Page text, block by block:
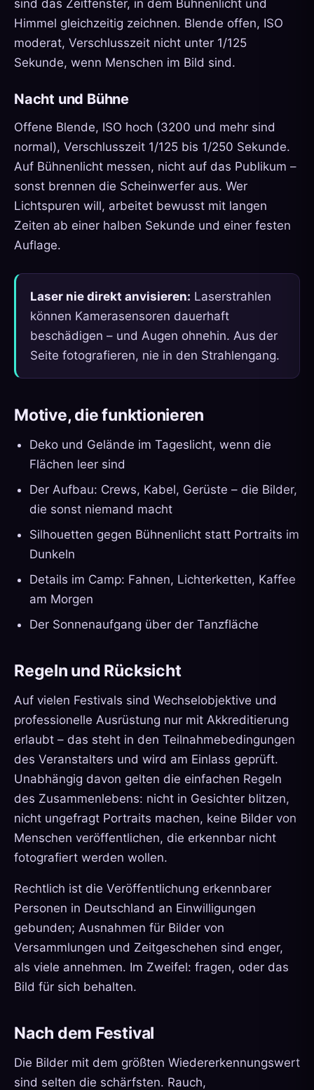
sind das Zeitfenster, in dem Bühnenlicht und
Himmel gleichzeitig zeichnen. Blende offen, ISO
moderat, Verschlusszeit nicht unter 1/125
Sekunde, wenn Menschen im Bild sind.
Nacht und Bühne
Offene Blende, ISO hoch (3200 und mehr sind
normal), Verschlusszeit 1/125 bis 1/250 Sekunde.
Auf Bühnenlicht messen, nicht auf das Publikum –
sonst brennen die Scheinwerfer aus. Wer
Lichtspuren will, arbeitet bewusst mit langen
Zeiten ab einer halben Sekunde und einer festen
Auflage.
Laser nie direkt anvisieren: Laserstrahlen
können Kamerasensoren dauerhaft
beschädigen – und Augen ohnehin. Aus der
Seite fotografieren, nie in den Strahlengang.
Motive, die funktionieren
Deko und Gelände im Tageslicht, wenn die
Flächen leer sind
Der Aufbau: Crews, Kabel, Gerüste – die Bilder,
die sonst niemand macht
Silhouetten gegen Bühnenlicht statt Portraits im
Dunkeln
Details im Camp: Fahnen, Lichterketten, Kaffee
am Morgen
Der Sonnenaufgang über der Tanzfläche
Regeln und Rücksicht
Auf vielen Festivals sind Wechselobjektive und
professionelle Ausrüstung nur mit Akkreditierung
erlaubt – das steht in den Teilnahmebedingungen
des Veranstalters und wird am Einlass geprüft.
Unabhängig davon gelten die einfachen Regeln
des Zusammenlebens: nicht in Gesichter blitzen,
nicht ungefragt Portraits machen, keine Bilder von
Menschen veröffentlichen, die erkennbar nicht
fotografiert werden wollen.
Rechtlich ist die Veröffentlichung erkennbarer
Personen in Deutschland an Einwilligungen
gebunden; Ausnahmen für Bilder von
Versammlungen und Zeitgeschehen sind enger,
als viele annehmen. Im Zweifel: fragen, oder das
Bild für sich behalten.
Nach dem Festival
Die Bilder mit dem größten Wiedererkennungswert
sind selten die schärfsten. Rauch,